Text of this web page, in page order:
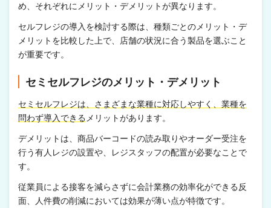
め、それぞれにメリット・デメリットが異なります。
セルフレジの導入を検討する際は、種類ごとのメリット・デ
メリットを比較した上で、店舗の状況に合う製品を選ぶこと
が重要です。
セミセルフレジのメリット・デメリット
セミセルフレジは、さまざまな業種に対応しやすく、業種を
問わず導入できる メリットがあります。
デメリットは、商品バーコードの読み取りやオーダー受注を
行う有人レジの設置や、レジスタッフの配置が必要なことで
す。
従業員による接客を減らさずに会計業務の効率化ができる反
面、人件費の削減においては効果が薄い点が特徴です。